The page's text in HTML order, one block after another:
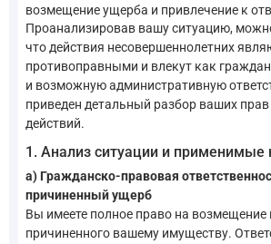
возмещение ущерба и привлечение к
Проанализировав вашу ситуацию,
что действия несовершеннолетних
противоправными и влекут как
и возможную административную
приведен детальный разбор ваших
действий.
1. Анализ ситуации и
а) Гражданско-правовая
причиненный ущерб
Вы имеете полное право на возмещение
причиненного вашему имуществу.